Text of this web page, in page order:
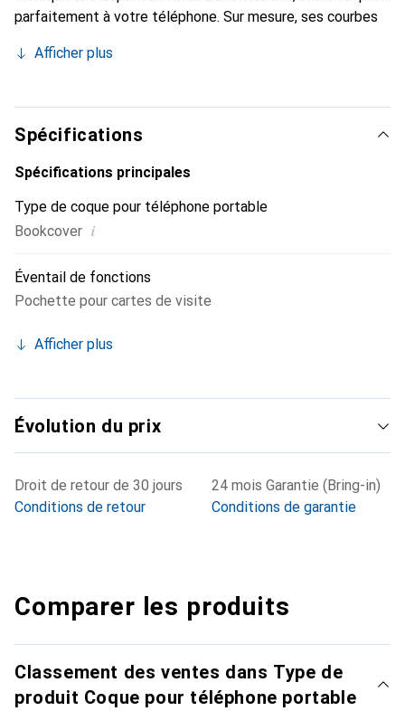
parfaitement à votre téléphone. Sur mesure, ses courbes
devient l'accessoire chic et indispensable pour votre
produits de haute qualité, la marque Noreve est un choix
sûr pour une clientèle exigeante.
Afficher plus
Spécifications
Spécifications principales
Type de coque pour téléphone portable
Bookcover i
Éventail de fonctions
Pochette pour cartes de visite
Afficher plus
Évolution du prix
Droit de retour de 30 jours
Conditions de retour
24 mois Garantie (Bring-in)
Conditions de garantie
Comparer les produits
Classement des ventes dans Type de
produit Coque pour téléphone portable